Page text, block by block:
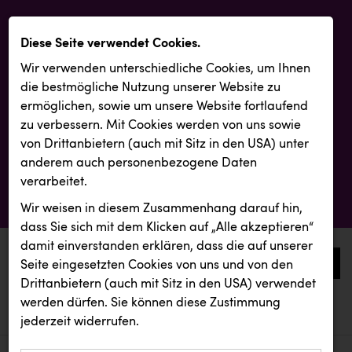
0
aktuelle aussendungen
aktuelle aussendungen
Diese Seite verwendet Cookies.
Wir verwenden unterschiedliche Cookies, um Ihnen
die best­mögliche Nutzung unserer Website zu
ermöglichen, sowie um unsere Website fortlaufend
zu verbessern. Mit Cookies werden von uns sowie
von Drittanbietern (auch mit Sitz in den USA) unter
anderem auch personenbezogene Daten
verarbeitet.
Wir weisen in diesem Zusammenhang darauf hin,
dass Sie sich mit dem Klicken auf „Alle akzeptieren“
damit ein­ver­standen erklären, dass die auf unserer
Seite eingesetzten Cookies von uns und von den
Drittanbietern (auch mit Sitz in den USA) verwendet
werden dürfen. Sie können diese Zustimmung
jederzeit widerrufen.